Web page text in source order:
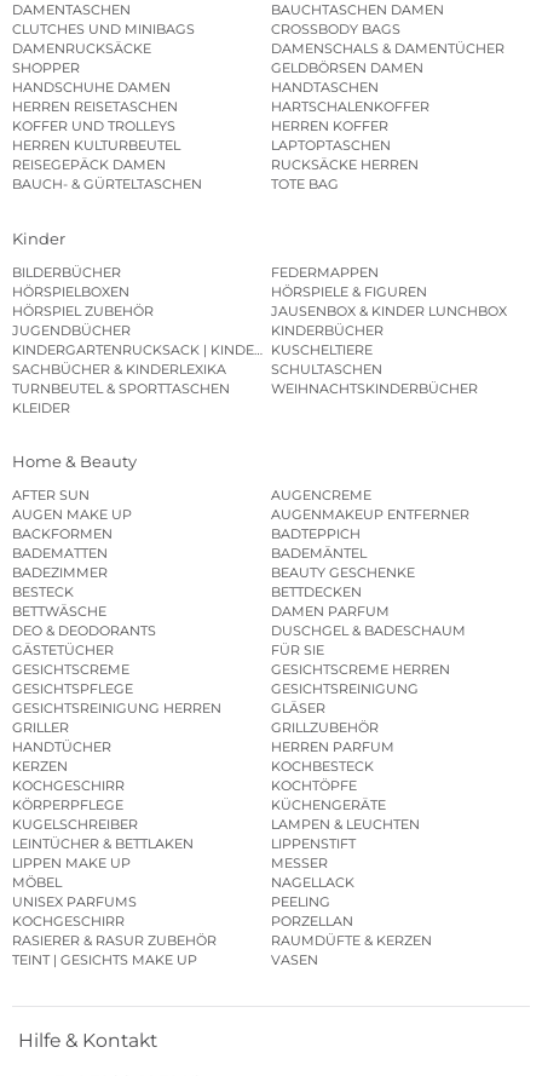
DAMENTASCHEN
BAUCHTASCHEN DAMEN
CLUTCHES UND MINIBAGS
CROSSBODY BAGS
DAMENRUCKSÄCKE
DAMENSCHALS & DAMENTÜCHER
SHOPPER
GELDBÖRSEN DAMEN
HANDSCHUHE DAMEN
HANDTASCHEN
HERREN REISETASCHEN
HARTSCHALENKOFFER
KOFFER UND TROLLEYS
HERREN KOFFER
HERREN KULTURBEUTEL
LAPTOPTASCHEN
REISEGEPÄCK DAMEN
RUCKSÄCKE HERREN
BAUCH- & GÜRTELTASCHEN
TOTE BAG
Kinder
BILDERBÜCHER
FEDERMAPPEN
HÖRSPIELBOXEN
HÖRSPIELE & FIGUREN
HÖRSPIEL ZUBEHÖR
JAUSENBOX & KINDER LUNCHBOX
JUGENDBÜCHER
KINDERBÜCHER
KINDERGARTENRUCKSACK | KINDERGARTENBEUTEL
KUSCHELTIERE
SACHBÜCHER & KINDERLEXIKA
SCHULTASCHEN
TURNBEUTEL & SPORTTASCHEN
WEIHNACHTSKINDERBÜCHER
KLEIDER
Home & Beauty
AFTER SUN
AUGENCREME
AUGEN MAKE UP
AUGENMAKEUP ENTFERNER
BACKFORMEN
BADTEPPICH
BADEMATTEN
BADEMÄNTEL
BADEZIMMER
BEAUTY GESCHENKE
BESTECK
BETTDECKEN
BETTWÄSCHE
DAMEN PARFUM
DEO & DEODORANTS
DUSCHGEL & BADESCHAUM
GÄSTETÜCHER
FÜR SIE
GESICHTSCREME
GESICHTSCREME HERREN
GESICHTSPFLEGE
GESICHTSREINIGUNG
GESICHTSREINIGUNG HERREN
GLÄSER
GRILLER
GRILLZUBEHÖR
HANDTÜCHER
HERREN PARFUM
KERZEN
KOCHBESTECK
KOCHGESCHIRR
KOCHTÖPFE
KÖRPERPFLEGE
KÜCHENGERÄTE
KUGELSCHREIBER
LAMPEN & LEUCHTEN
LEINTÜCHER & BETTLAKEN
LIPPENSTIFT
LIPPEN MAKE UP
MESSER
MÖBEL
NAGELLACK
UNISEX PARFUMS
PEELING
KOCHGESCHIRR
PORZELLAN
RASIERER & RASUR ZUBEHÖR
RAUMDÜFTE & KERZEN
TEINT | GESICHTS MAKE UP
VASEN
Hilfe & Kontakt